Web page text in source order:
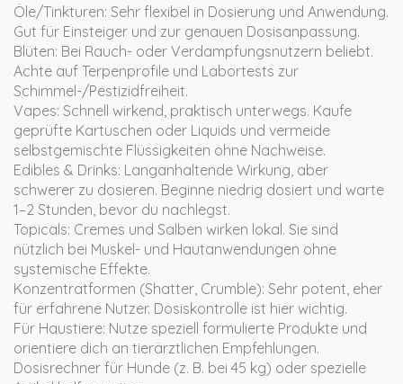
Öle/Tinkturen: Sehr flexibel in Dosierung und Anwendung.
Gut für Einsteiger und zur genauen Dosisanpassung.
Blüten: Bei Rauch- oder Verdampfungsnutzern beliebt.
Achte auf Terpenprofile und Labortests zur
Schimmel-/Pestizidfreiheit.
Vapes: Schnell wirkend, praktisch unterwegs. Kaufe
geprüfte Kartuschen oder Liquids und vermeide
selbstgemischte Flüssigkeiten ohne Nachweise.
Edibles & Drinks: Langanhaltende Wirkung, aber
schwerer zu dosieren. Beginne niedrig dosiert und warte
1–2 Stunden, bevor du nachlegst.
Topicals: Cremes und Salben wirken lokal. Sie sind
nützlich bei Muskel- und Hautanwendungen ohne
systemische Effekte.
Konzentratformen (Shatter, Crumble): Sehr potent, eher
für erfahrene Nutzer. Dosiskontrolle ist hier wichtig.
Für Haustiere: Nutze speziell formulierte Produkte und
orientiere dich an tierärztlichen Empfehlungen.
Dosisrechner für Hunde (z. B. bei 45 kg) oder spezielle